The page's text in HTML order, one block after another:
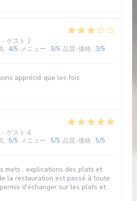
ゲスト 2
: 4/5 メニュー : 3/5 品質-価格 : 3/5
apprécié que les fois
ゲスト 4
: 5/5 メニュー : 5/5 品質-価格 : 5/5
mets , explications des plats et
la restauration est passé à toute
d'échanger sur les plats et